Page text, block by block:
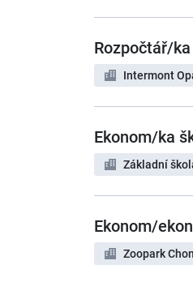
Rozpočtář/ka
Intermont
Ekonom/ka
Základní
Ekonom/
Zoopark